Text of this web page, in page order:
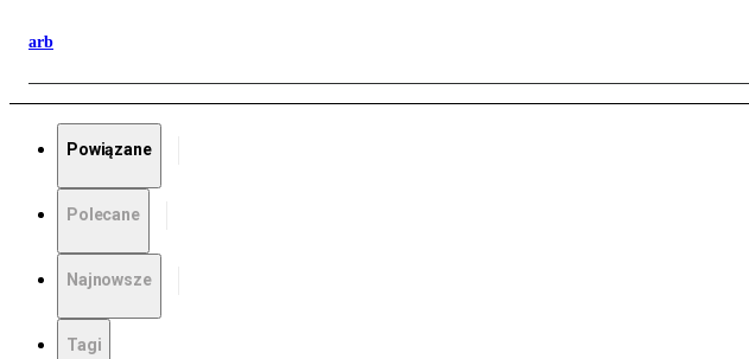
arb
Powiązane
Polecane
Najnowsze
Tagi